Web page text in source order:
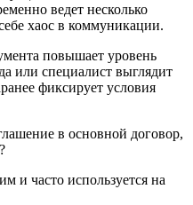
ведет несколько
хаос в коммуникации.
повышает уровень
или специалист выглядит
фиксирует условия
в основной договор,
и часто используется на